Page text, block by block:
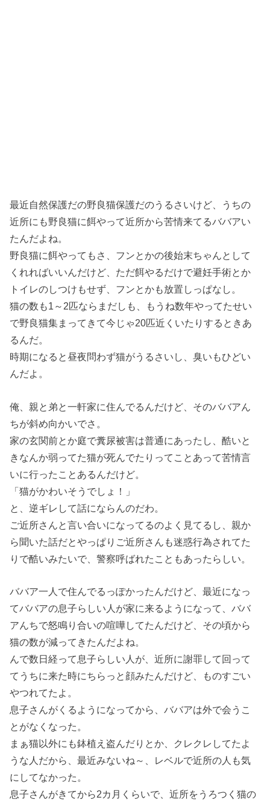
最近自然保護だの野良猫保護だのうるさいけど、うちの
近所にも野良猫に餌やって近所から苦情来てるババアい
たんだよね。
野良猫に餌やってもさ、フンとかの後始末ちゃんとして
くれればいいんだけど、ただ餌やるだけで避妊手術とか
トイレのしつけもせず、フンとかも放置しっぱなし。
猫の数も1～2匹ならまだしも、もうね数年やってたせい
で野良猫集まってきて今じゃ20匹近くいたりするときあ
るんだ。
時期になると昼夜問わず猫がうるさいし、臭いもひどい
んだよ。
俺、親と弟と一軒家に住んでるんだけど、そのババアん
ちが斜め向かいでさ。
家の玄関前とか庭で糞尿被害は普通にあったし、酷いと
きなんか弱ってた猫が死んでたりってことあって苦情言
いに行ったことあるんだけど。
「猫がかわいそうでしょ！」
と、逆ギレして話にならんのだわ。
ご近所さんと言い合いになってるのよく見てるし、親か
ら聞いた話だとやっぱりご近所さんも迷惑行為されてた
りで酷いみたいで、警察呼ばれたこともあったらしい。
ババア一人で住んでるっぽかったんだけど、最近になっ
てババアの息子らしい人が家に来るようになって、ババ
アんちで怒鳴り合いの喧嘩してたんだけど、その頃から
猫の数が減ってきたんだよね。
んで数日経って息子らしい人が、近所に謝罪して回って
てうちに来た時にちらっと顔みたんだけど、ものすごい
やつれてたよ。
息子さんがくるようになってから、ババアは外で会うこ
とがなくなった。
まぁ猫以外にも鉢植え盗んだりとか、クレクレしてたよ
うな人だから、最近みないね～、レベルで近所の人も気
にしてなかった。
息子さんがきてから2カ月くらいで、近所をうろつく猫の